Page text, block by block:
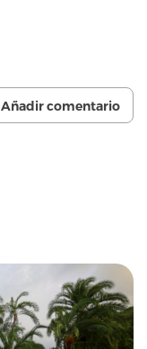
Añadir comentario